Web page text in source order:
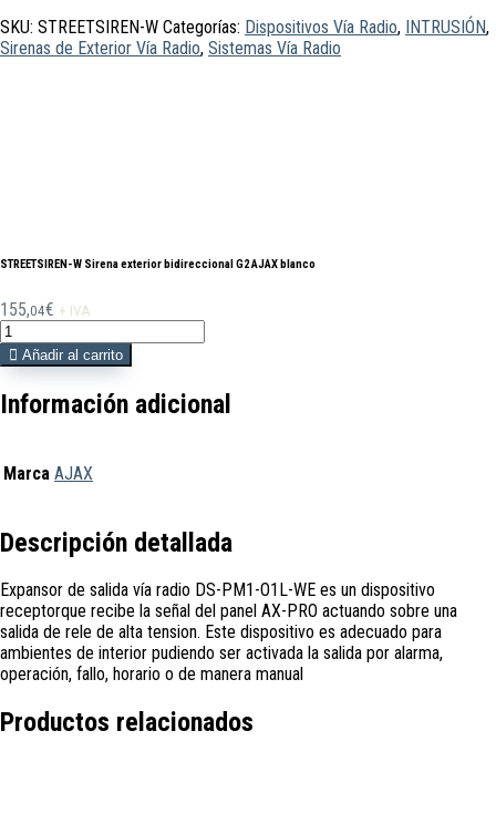
SKU: STREETSIREN-W Categorías: Dispositivos Vía Radio, INTRUSIÓN,
Sirenas de Exterior Vía Radio, Sistemas Vía Radio
STREETSIREN-W Sirena exterior bidireccional G2 AJAX blanco
155,04€ + IVA
STREETSIREN-
W
Sirena
exterior
bidireccional
blanco
Añadir al carrito
Información adicional
Marca AJAX
Descripción detallada
Expansor de salida vía radio DS-PM1-O1L-WE es un dispositivo
receptorque recibe la señal del panel AX-PRO actuando sobre una
salida de rele de alta tension. Este dispositivo es adecuado para
ambientes de interior pudiendo ser activada la salida por alarma,
operación, fallo, horario o de manera manual
Productos relacionados